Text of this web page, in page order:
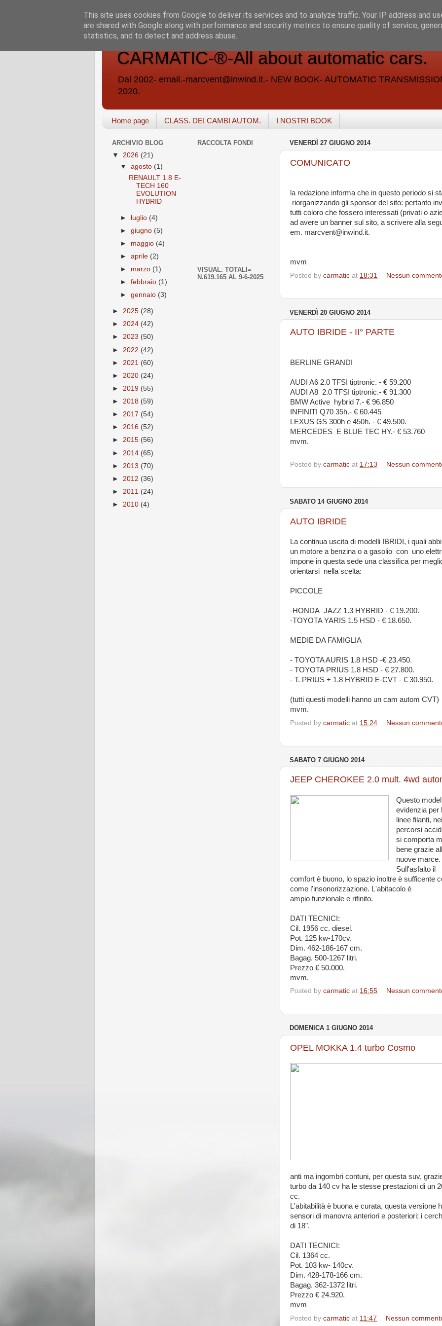
CARMATIC-®-All about automatic cars.
Dal 2002- email.-marcvent@inwind.it.- NEW BOOK- AUTOMATIC
2020.
Home page CLASS. DEI CAMBI AUTOM. I NOSTRI BOOK
VENERDÌ 27 GIUGNO 2014
COMUNICATO
la redazione informa che in questo periodo si
riorganizzando gli sponsor del sito: pertanto
tutti coloro che fossero interessati (privati o
ad avere un banner sul sito, a scrivere alla
em. marcvent@inwind.it.
mvm
Posted by carmatic at 18:31 Nessun
VENERDÌ 20 GIUGNO 2014
AUTO IBRIDE - II° PARTE
BERLINE GRANDI
AUDI A6 2.0 TFSI tiptronic. - € 59.200
AUDI A8 2.0 TFSI tiptronic.- € 91.300
BMW Active hybrid 7.- € 96.850
INFINITI Q70 35h.- € 60.445
LEXUS GS 300h e 450h. - € 49.500.
MERCEDES E BLUE TEC HY.- € 53.760
mvm.
Posted by carmatic at 17:13 Nessun
SABATO 14 GIUGNO 2014
AUTO IBRIDE
La continua uscita di modelli IBRIDI, i quali
un motore a benzina o a gasolio con uno
impone in questa sede una classifica per
orientarsi nella scelta:
PICCOLE
-HONDA JAZZ 1.3 HYBRID - € 19.200.
-TOYOTA YARIS 1.5 HSD - € 18.650.
MEDIE DA FAMIGLIA
- TOYOTA AURIS 1.8 HSD -€ 23.450.
- TOYOTA PRIUS 1.8 HSD - € 27.800.
- T. PRIUS + 1.8 HYBRID E-CVT - € 30.950.
(tutti questi modelli hanno un cam autom CVT)
mvm.
Posted by carmatic at 15:24 Nessun
SABATO 7 GIUGNO 2014
JEEP CHEROKEE 2.0 mult. 4wd
Questo
evidenzia per
linee filanti, nei
percorsi
si comporta
bene grazie
nuove marce.
Sull'asfalto il
comfort è buono, lo spazio inoltre è sufficente
come l'insonorizzazione. L'abitacolo è
ampio funzionale e rifinito.
DATI TECNICI:
Cil. 1956 cc. diesel.
Pot. 125 kw-170cv.
Dim. 462-186-167 cm.
Bagag. 500-1267 litri.
Prezzo € 50.000.
mvm.
Posted by carmatic at 16:55 Nessun
DOMENICA 1 GIUGNO 2014
OPEL MOKKA 1.4 turbo Cosmo
anti ma ingombri contuni, per questa suv,
turbo da 140 cv ha le stesse prestazioni di un
cc.
L'abitabilità è buona e curata, questa versione
sensori di manovra anteriori e posteriori; i
di 18".
DATI TECNICI:
Cil. 1364 cc.
Pot. 103 kw- 140cv.
Dim. 428-178-166 cm.
Bagag. 362-1372 litri.
Prezzo € 24.920.
mvm
Posted by carmatic at 11:47 Nessun
ARCHIVIO BLOG
▼ 2026 (21)
▼agosto (1)
RENAULT 1.8 E-
TECH 160
EVOLUTION
HYBRID
► luglio (4)
►giugno (5)
► maggio (4)
►aprile (2)
► marzo (1)
►febbraio (1)
►gennaio (3)
► 2025 (28)
► 2024 (42)
► 2023 (50)
► 2022 (42)
► 2021 (60)
► 2020 (24)
► 2019 (55)
► 2018 (59)
► 2017 (54)
► 2016 (52)
► 2015 (56)
► 2014 (65)
► 2013 (70)
► 2012 (36)
► 2011 (24)
► 2010 (4)
RACCOLTA FONDI
VISUAL. TOTALI=
N.619.165 AL 9-6-2025
This site uses cookies from Google to deliver its services and to analyze traffic. Your IP address and
are shared with Google along with performance and security metrics to ensure quality of service,
statistics, and to detect and address abuse.